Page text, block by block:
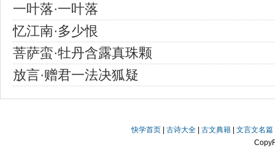
一叶落·一叶落
忆江南·多少恨
菩萨蛮·牡丹含露真珠颗
放言·赠君一法决狐疑
快学首页 |古诗大全 |古文典籍 |文言文名篇